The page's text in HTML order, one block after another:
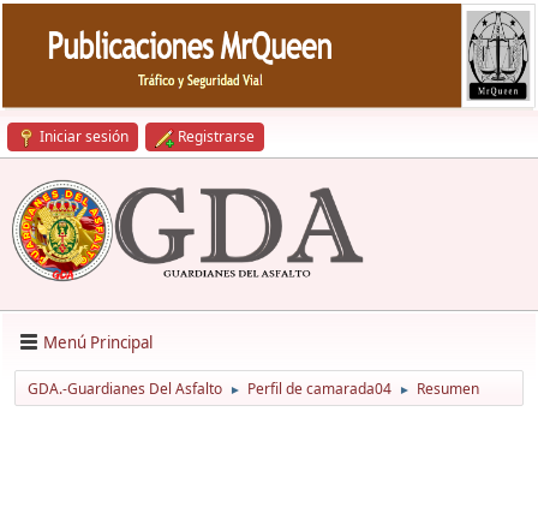
Iniciar sesión Registrarse
Menú Principal
GDA.-Guardianes Del Asfalto ► Perfil de camarada04 ► Resumen